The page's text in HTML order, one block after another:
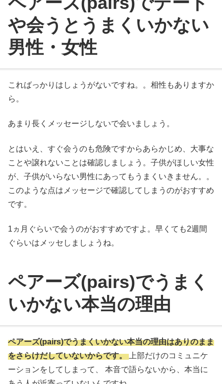
や会うとうまくいかない
男性・女性
こればっかりはしょうがないですね。。相性もありますか
ら。
あまり長くメッセージしないで会いましょう。
とはいえ、すぐ会うのも危険ですからあらかじめ、大事な
ことや譲れないことは確認しましょう。子供がほしい女性
が、子供がいらない男性にあってもうまくいきません。。
このような点はメッセージで確認してしまうのがおすすめ
です。
1ヵ月ぐらいで会うのがおすすめですよ。早くても2週間
ぐらいはメッセしましょうね。
ペアーズ(pairs)でうまく
いかない本当の理由
ペアーズ(pairs)でうまくいかない本当の理由はありのまま
をさらけだしていないからです。 上部だけのコミュニケ
ーションをしてしまって、 本音で語らないから、本当に